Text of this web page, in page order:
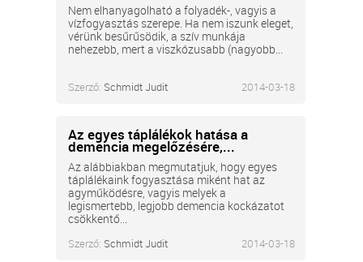
Nem elhanyagolható a folyadék-, vagyis a
vízfogyasztás szerepe. Ha nem iszunk eleget,
vérünk besűrűsödik, a szív munkája
nehezebb, mert a viszkózusabb (nagyobb...
Szerző: Schmidt Judit 2014-03-18
Az egyes táplálékok hatása a
demencia megelőzésére,...
Az alábbiakban megmutatjuk, hogy egyes
táplálékaink fogyasztása miként hat az
agyműködésre, vagyis melyek a
legismertebb, legjobb demencia kockázatot
csökkentő...
Szerző: Schmidt Judit 2014-03-18